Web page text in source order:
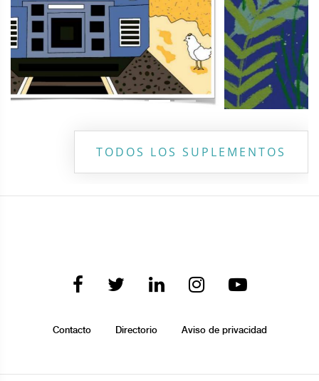
TODOS LOS SUPLEMENTOS
Contacto Directorio Aviso de privacidad